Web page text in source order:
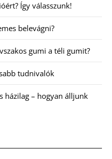
Így válasszunk!
belevágni?
gumi a téli gumit?
tudnivalók
házilag – hogyan álljunk